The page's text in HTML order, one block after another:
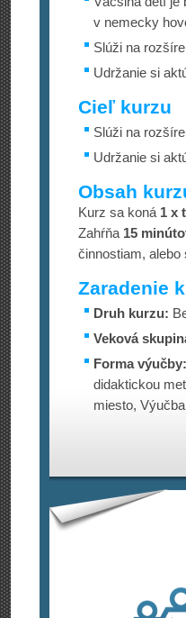
v nemecky
Slúži na
Udržanie si
Cieľ kurzu
Slúži na
Udržanie si
Obsah
Kurz sa koná 1 x
Zahŕňa 15
činnostiam, alebo
Zaradenie
Druh kurzu:
Veková
Forma výučby:
didaktickou
miesto,